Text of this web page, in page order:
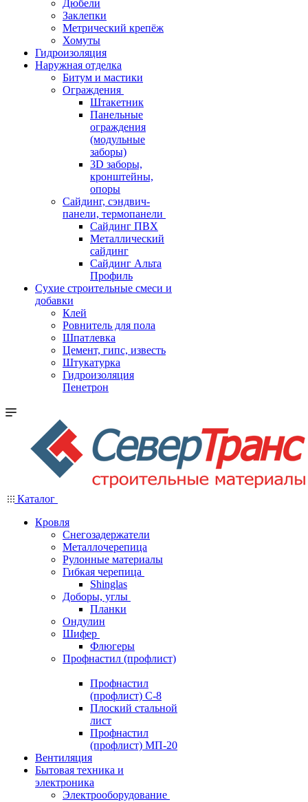
Дюбели
Заклепки
Метрический крепёж
Хомуты
Гидроизоляция
Наружная отделка
Битум и мастики
Ограждения
Штакетник
Панельные
ограждения
(модульные
заборы)
3D заборы,
кронштейны,
опоры
Cайдинг, сэндвич-
панели, термопанели
Сайдинг ПВХ
Металлический
сайдинг
Сайдинг Альта
Профиль
Сухие строительные смеси и
добавки
Клей
Ровнитель для пола
Шпатлевка
Цемент, гипс, известь
Штукатурка
Гидроизоляция
Пенетрон
Каталог
Кровля
Снегозадержатели
Металлочерепица
Рулонные материалы
Гибкая черепица
Shinglas
Доборы, углы
Планки
Ондулин
Шифер
Флюгеры
Профнастил (профлист)
Профнастил
(профлист) С-8
Плоский стальной
лист
Профнастил
(профлист) МП-20
Вентиляция
Бытовая техника и
электроника
Электрооборудование